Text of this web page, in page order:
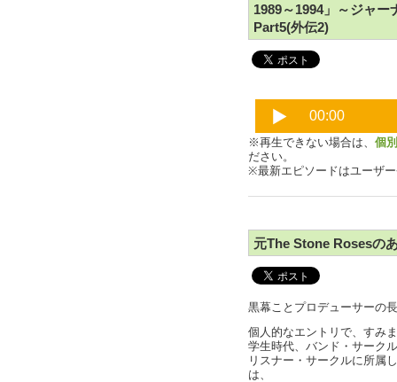
1989～1994」～ジャ
Part5(外伝2)
※再生できない場合は、 個
ださい。
※最新エピソードはユーザ
元The Stone Rosesの
黒幕ことプロデューサーの
個人的なエントリで、すみ
学生時代、バンド・サーク
リスナー・サークルに所属
は、